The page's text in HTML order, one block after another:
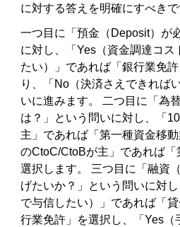
に対する答えを明確にすべきで
一つ目に「預金（Deposit）が
に対し、「Yes（資金調達コス
たい）」であれば「銀行業免
り、「No（決済さえできれば
いに進みます。 二つ目に「為
は？」という問いに対し、「
主」であれば「第一種資金移
のCtoC/CtoBが主」であれば
選択します。 三つ目に「融資
げたいか？」という問いに対
で与信したい）」であれば「
行業免許」を選択し、「Yes（